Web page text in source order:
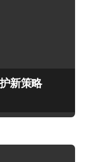
新策略